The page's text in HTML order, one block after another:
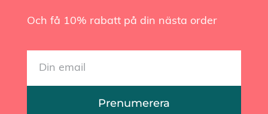
Och få 10% rabatt på din nästa order
Prenumerera